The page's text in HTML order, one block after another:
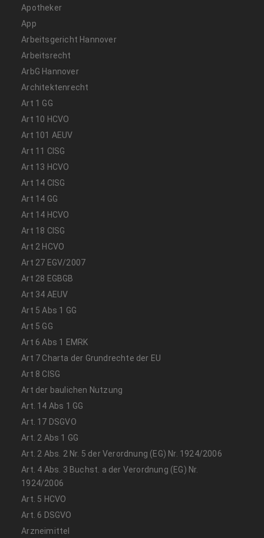
Apotheker
App
Arbeitsgericht Hannover
Arbeitsrecht
ArbG Hannover
Architektenrecht
Art 1 GG
Art 10 HCVO
Art 101 AEUV
Art 11 CISG
Art 13 HCVO
Art 14 CISG
Art 14 GG
Art 14 HCVO
Art 18 CISG
Art 2 HCVO
Art 27 EGV/2007
Art 28 EGBGB
Art 34 AEUV
Art 5 Abs 1 GG
Art 5 GG
Art 6 Abs 1 EMRK
Art 7 Charta der Grundrechte der EU
Art 8 CISG
Art der baulichen Nutzung
Art. 14 Abs 1 GG
Art. 17 DSGVO
Art. 2 Abs 1 GG
Art. 2 Abs. 2 Nr. 5 der Verordnung (EG) Nr. 1924/2006
Art. 4 Abs. 3 Buchst. a der Verordnung (EG) Nr.
1924/2006
Art. 5 HCVO
Art. 6 DSGVO
Arzneimittel